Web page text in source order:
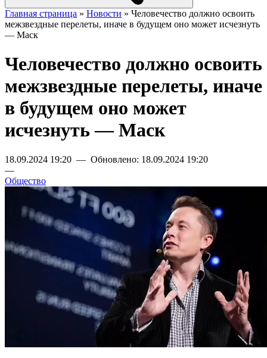
Главная страница » Новости » Человечество должно освоить
межзвездные перелеты, иначе в будущем оно может исчезнуть
— Маск
Человечество должно освоить
межзвездные перелеты, иначе
в будущем оно может
исчезнуть — Маск
18.09.2024 19:20 — Обновлено: 18.09.2024 19:20
—
Общество